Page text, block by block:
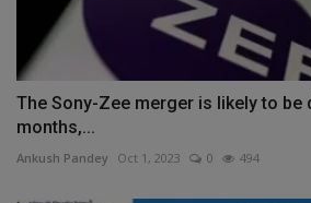
The Sony-Zee merger is likely to be
months,...
Ankush Pandey Oct 1, 2023 0 494